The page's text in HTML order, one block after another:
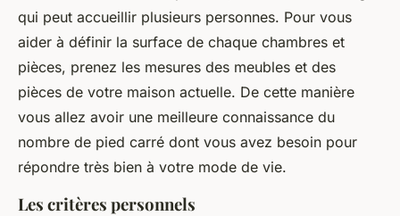
qui peut accueillir plusieurs personnes. Pour vous
aider à définir la surface de chaque chambres et
pièces, prenez les mesures des meubles et des
pièces de votre maison actuelle. De cette manière
vous allez avoir une meilleure connaissance du
nombre de pied carré dont vous avez besoin pour
répondre très bien à votre mode de vie.
Les critères personnels